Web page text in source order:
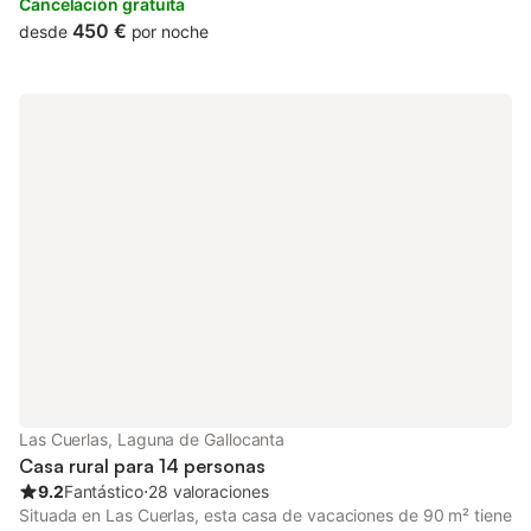
tennis, free private parking and free WiFi.
Cancelación gratuita
desde 450 € por noche
Las Cuerlas, Laguna de Gallocanta
Casa rural para 14 personas
9.2Fantástico⋅28 valoraciones
Situada en Las Cuerlas, esta casa de vacaciones de 90 m² tiene